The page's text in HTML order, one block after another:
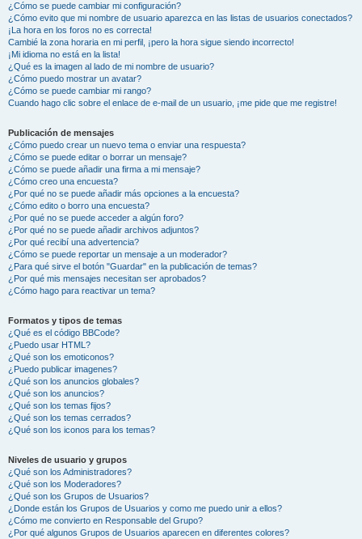
¿Cómo se puede cambiar mi configuración?
¿Cómo evito que mi nombre de usuario aparezca en las listas de usuarios conectados?
¡La hora en los foros no es correcta!
Cambié la zona horaria en mi perfil, ¡pero la hora sigue siendo incorrecto!
¡Mi idioma no está en la lista!
¿Qué es la imagen al lado de mi nombre de usuario?
¿Cómo puedo mostrar un avatar?
¿Cómo se puede cambiar mi rango?
Cuando hago clic sobre el enlace de e-mail de un usuario, ¡me pide que me registre!
Publicación de mensajes
¿Cómo puedo crear un nuevo tema o enviar una respuesta?
¿Cómo se puede editar o borrar un mensaje?
¿Cómo se puede añadir una firma a mi mensaje?
¿Cómo creo una encuesta?
¿Por qué no se puede añadir más opciones a la encuesta?
¿Cómo edito o borro una encuesta?
¿Por qué no se puede acceder a algún foro?
¿Por qué no se puede añadir archivos adjuntos?
¿Por qué recibí una advertencia?
¿Cómo se puede reportar un mensaje a un moderador?
¿Para qué sirve el botón "Guardar" en la publicación de temas?
¿Por qué mis mensajes necesitan ser aprobados?
¿Cómo hago para reactivar un tema?
Formatos y tipos de temas
¿Qué es el código BBCode?
¿Puedo usar HTML?
¿Qué son los emoticonos?
¿Puedo publicar imagenes?
¿Qué son los anuncios globales?
¿Qué son los anuncios?
¿Qué son los temas fijos?
¿Qué son los temas cerrados?
¿Qué son los iconos para los temas?
Niveles de usuario y grupos
¿Qué son los Administradores?
¿Qué son los Moderadores?
¿Qué son los Grupos de Usuarios?
¿Donde están los Grupos de Usuarios y como me puedo unir a ellos?
¿Cómo me convierto en Responsable del Grupo?
¿Por qué algunos Grupos de Usuarios aparecen en diferentes colores?